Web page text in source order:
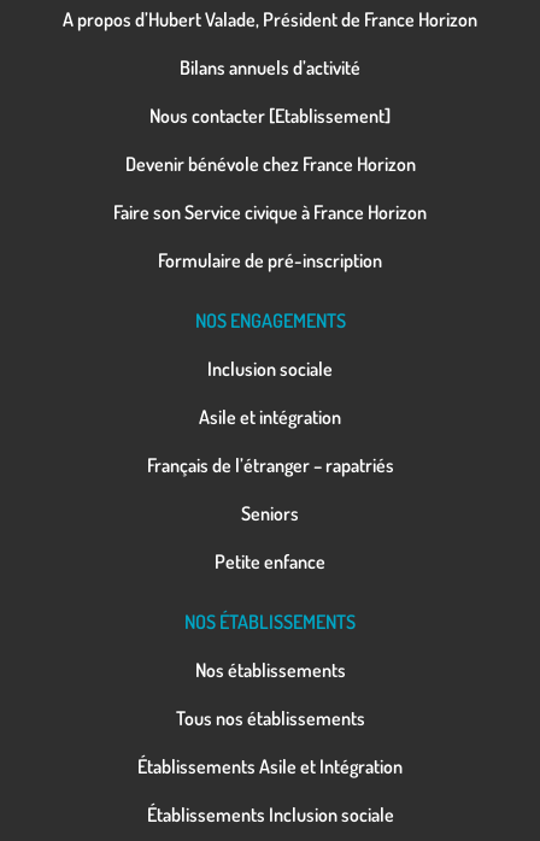
A propos d’Hubert Valade, Président de France Horizon
Bilans annuels d’activité
Nous contacter [Etablissement]
Devenir bénévole chez France Horizon
Faire son Service civique à France Horizon
Formulaire de pré-inscription
NOS ENGAGEMENTS
Inclusion sociale
Asile et intégration
Français de l’étranger – rapatriés
Seniors
Petite enfance
NOS ÉTABLISSEMENTS
Nos établissements
Tous nos établissements
Établissements Asile et Intégration
Établissements Inclusion sociale